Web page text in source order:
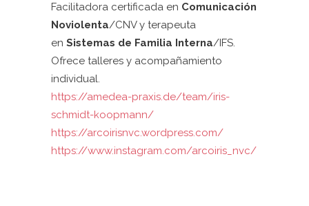
Facilitadora certificada en Comunicación
Noviolenta/CNV y terapeuta
en Sistemas de Familia Interna/IFS.
Ofrece talleres y acompañamiento
individual.
https://amedea-praxis.de/team/iris-
schmidt-koopmann/
https://arcoirisnvc.wordpress.com/
https://www.instagram.com/arcoiris_nvc/